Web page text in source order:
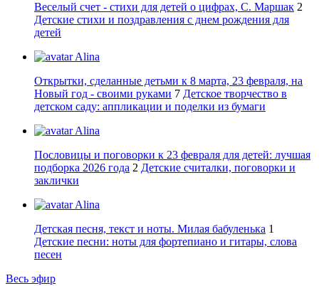
Веселый счет - стихи для детей о цифрах, С. Маршак 2
Детские стихи и поздравления с днем рождения для
детей
Alina
Открытки, сделанные детьми к 8 марта, 23 февраля, на
Новый год - своими руками 7 Детское творчество в
детском саду: аппликации и поделки из бумаги
Alina
Пословицы и поговорки к 23 февраля для детей: лучшая
подборка 2026 года 2 Детские считалки, поговорки и
заклички
Alina
Детская песня, текст и ноты. Милая бабуленька 1
Детские песни: ноты для фортепиано и гитары, слова
песен
Весь эфир